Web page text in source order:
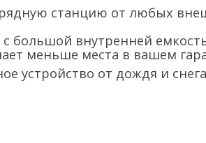
станцию от любых
большой внутренней
меньше места в вашем
устройство от дождя и